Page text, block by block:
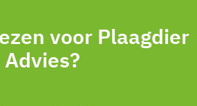
voor Plaagdier
Advies?